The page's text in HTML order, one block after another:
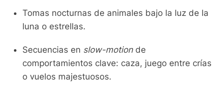
Tomas nocturnas de animales bajo la luz de la
luna o estrellas.
Secuencias en slow-motionde
comportamientos clave: caza, juego entre crías
o vuelos majestuosos.